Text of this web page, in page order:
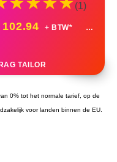
(1)
+ BTW*
TAILOR
0% tot het normale tarief, op de
voor landen binnen de EU.